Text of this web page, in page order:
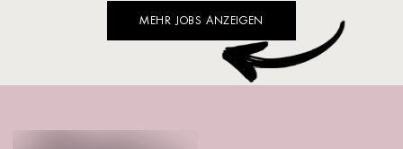
MEHR JOBS ANZEIGEN